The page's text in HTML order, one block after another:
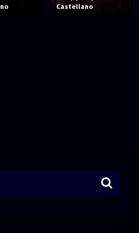
Castellano